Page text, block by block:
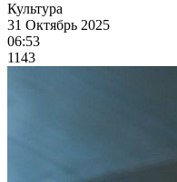
Культура
31 Октябрь 2025
06:53
1143